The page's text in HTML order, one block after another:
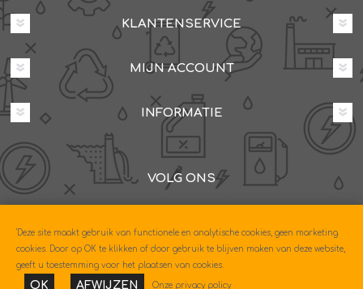
KLANTENSERVICE
MIJN ACCOUNT
INFORMATIE
VOLG ONS
085-0604630
'Deze site maakt gebruik van functionele en analytische cookies, geen marketing
cookies. Door op OK te klikken of door gebruik te blijven maken van deze website,
geeft u toestemming voor het plaatsen van cookies.
OK AFWIJZEN Onze privacy policy